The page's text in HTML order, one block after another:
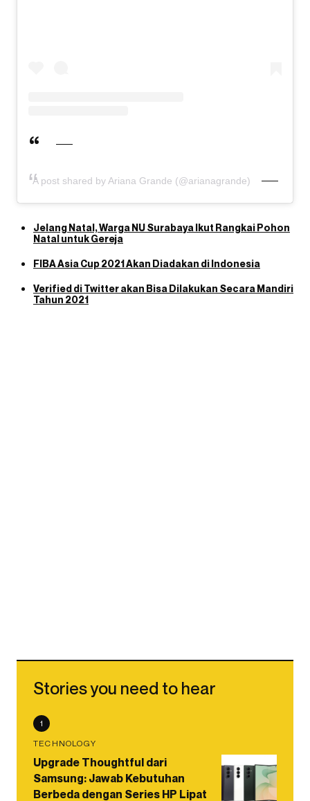
A post shared by Ariana Grande (@arianagrande)
Jelang Natal, Warga NU Surabaya Ikut Rangkai Pohon
Natal untuk Gereja
FIBA Asia Cup 2021 Akan Diadakan di Indonesia
Verified di Twitter akan Bisa Dilakukan Secara Mandiri
Tahun 2021
Stories you need to hear
1
TECHNOLOGY
Upgrade Thoughtful dari
Samsung: Jawab Kebutuhan
Berbeda dengan Series HP Lipat